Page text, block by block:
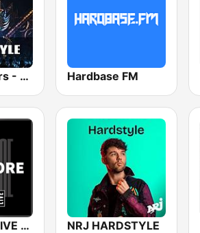
Technolovers - HARDSTYLE Hardbase FM
SUNSHINE LIVE - Hardcore NRJ HARDSTYLE